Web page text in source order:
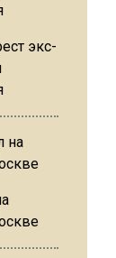
экс-